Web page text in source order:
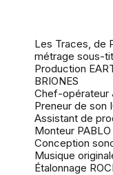
Les Traces, de
métrage sous-
Production
BRIONES
Chef-opérateur
Preneur de son
Assistant de
Monteur PABLO
Conception
Musique
Étalonnage